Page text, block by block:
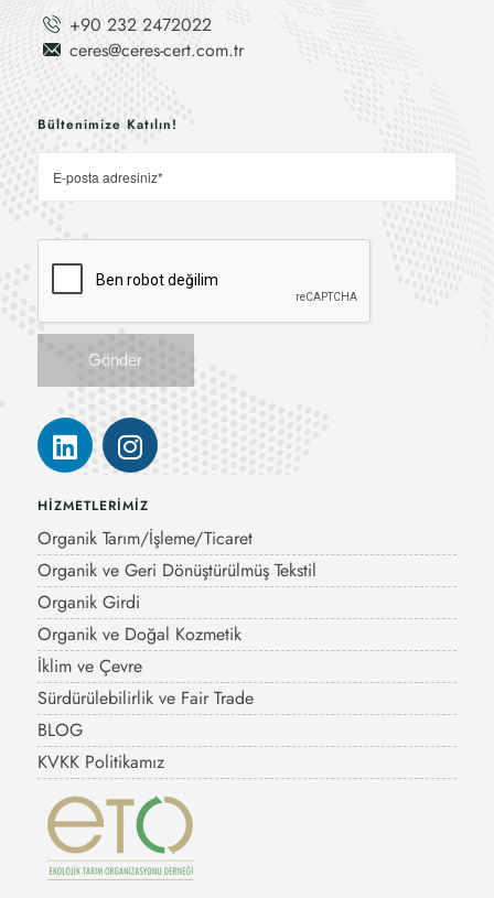
+90 232 2472022
ceres@ceres-cert.com.tr
Bültenimize Katılın!
HİZMETLERİMİZ
Organik Tarım/İşleme/Ticaret
Organik ve Geri Dönüştürülmüş Tekstil
Organik Girdi
Organik ve Doğal Kozmetik
İklim ve Çevre
Sürdürülebilirlik ve Fair Trade
BLOG
KVKK Politikamız